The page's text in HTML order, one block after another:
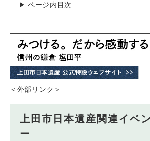
ページ内目次
＜外部リンク＞
上田市日本遺産関連イベ
ー